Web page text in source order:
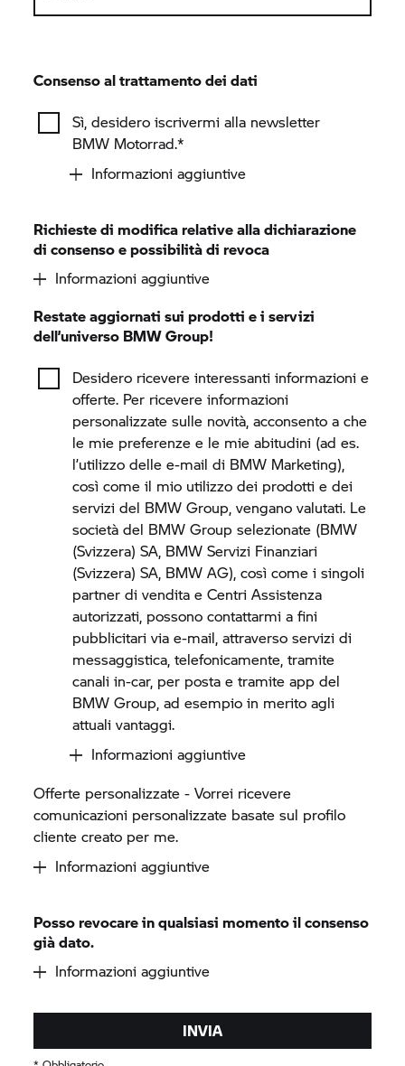
Consenso al trattamento dei dati
Sì, desidero iscrivermi alla newsletter
BMW Motorrad.*
Informazioni aggiuntive
Richieste di modifica relative alla dichiarazione
di consenso e possibilità di revoca
Informazioni aggiuntive
Restate aggiornati sui prodotti e i servizi
dell’universo BMW Group!
Desidero ricevere interessanti informazioni e
offerte. Per ricevere informazioni
personalizzate sulle novità, acconsento a che
le mie preferenze e le mie abitudini (ad es.
l’utilizzo delle e-mail di BMW Marketing),
così come il mio utilizzo dei prodotti e dei
servizi del BMW Group, vengano valutati. Le
società del BMW Group selezionate (BMW
(Svizzera) SA, BMW Servizi Finanziari
(Svizzera) SA, BMW AG), così come i singoli
partner di vendita e Centri Assistenza
autorizzati, possono contattarmi a fini
pubblicitari via e-mail, attraverso servizi di
messaggistica, telefonicamente, tramite
canali in-car, per posta e tramite app del
BMW Group, ad esempio in merito agli
attuali vantaggi.
Informazioni aggiuntive
Offerte personalizzate - Vorrei ricevere
comunicazioni personalizzate basate sul profilo
cliente creato per me.
Informazioni aggiuntive
Posso revocare in qualsiasi momento il consenso
già dato.
Informazioni aggiuntive
INVIA